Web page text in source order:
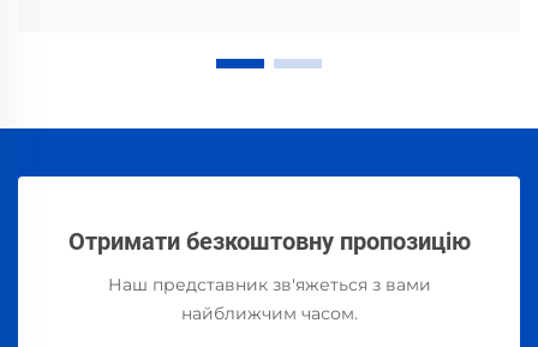
Отримати безкоштовну пропозицію
Наш представник зв'яжеться з вами
найближчим часом.